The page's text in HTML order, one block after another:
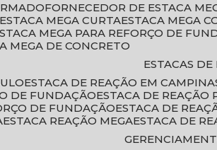
FORNECEDOR DE ESTACA
ESTACA MEGA CURTA ESTACA MEGA
ESTACA MEGA PARA REFORÇO DE
MEGA DE CONCRETO
ESTACAS
ESTACA DE REAÇÃO EM
DE FUNDAÇÃO
ESTACA DE
DE FUNDAÇÃO
ESTACA DE
ESTACA REAÇÃO MEGA ESTACA DE